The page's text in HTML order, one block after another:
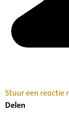
Stuur een reactie
Delen